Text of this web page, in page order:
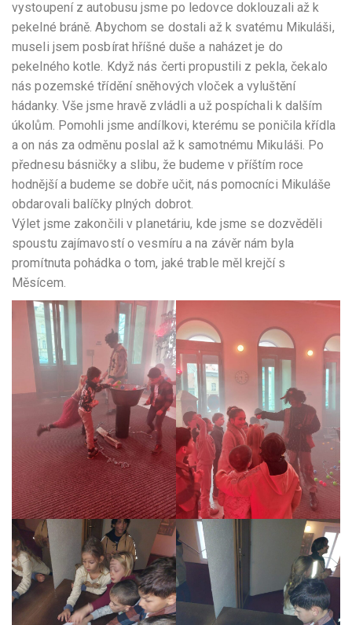
vystoupení z autobusu jsme po ledovce doklouzali až k
pekelné bráně. Abychom se dostali až k svatému Mikuláši,
museli jsem posbírat hříšné duše a naházet je do
pekelného kotle. Když nás čerti propustili z pekla, čekalo
nás pozemské třídění sněhových vloček a vyluštění
hádanky. Vše jsme hravě zvládli a už pospíchali k dalším
úkolům. Pomohli jsme andílkovi, kterému se poničila křídla
a on nás za odměnu poslal až k samotnému Mikuláši. Po
přednesu básničky a slibu, že budeme v příštím roce
hodnější a budeme se dobře učit, nás pomocníci Mikuláše
obdarovali balíčky plných dobrot.
Výlet jsme zakončili v planetáriu, kde jsme se dozvěděli
spoustu zajímavostí o vesmíru a na závěr nám byla
promítnuta pohádka o tom, jaké trable měl krejčí s
Měsícem.